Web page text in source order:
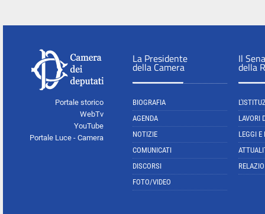
Portale storico
WebTv
YouTube
Portale Luce - Camera
La Presidente
della Camera
BIOGRAFIA
AGENDA
NOTIZIE
COMUNICATI
DISCORSI
FOTO/VIDEO
Il
della
LAVORI
LEGGI E